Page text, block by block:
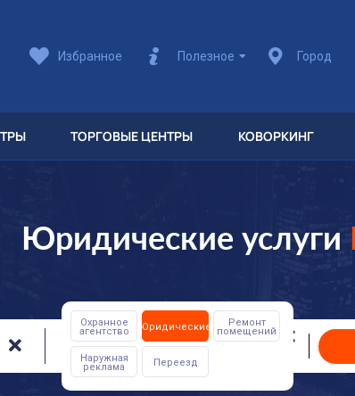
Избранное Полезное Город
ТОРГОВЫЕ ЦЕНТРЫ КОВОРКИНГ
Юридические услуги
Охранное
агентство Юридические Ремонт
помещений
Наружная
реклама Переезд